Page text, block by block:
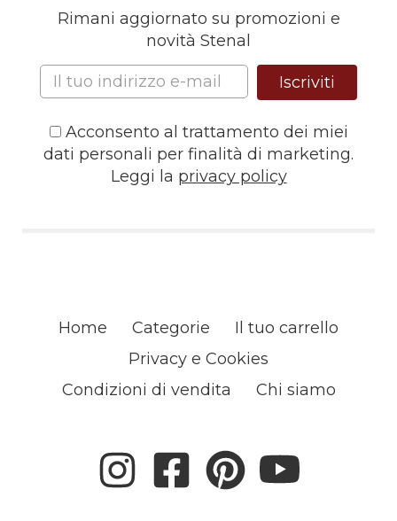
Rimani aggiornato su promozioni e
novità Stenal
Iscriviti
Acconsento al trattamento dei miei
dati personali per finalità di marketing.
Leggi la privacy policy
Home Categorie
Il tuo carrello
Privacy e Cookies
Condizioni di vendita
Chi siamo